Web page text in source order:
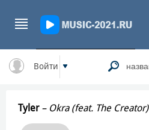
Войти
Tyler – Okra (feat. The Creator)